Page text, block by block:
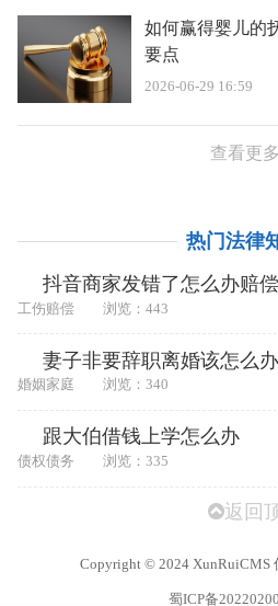
如何赢得婴儿的
要点
2026-06-29 16:59
查看更多
热门法律
抖音商家发错了怎么办赔偿
工伤赔偿 浏览：443
妻子非要辞职离婚该怎么办
婚姻家庭 浏览：340
跟大伯借钱上学怎么办
债权债务 浏览：335
返回
Copyright ©2024 XunRuiCMS
蜀ICP备